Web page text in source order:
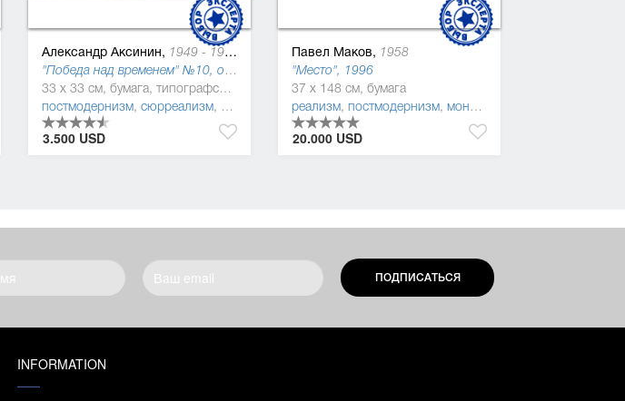
Александр Аксинин, 1949 - 1985
"Победа над временем" №10, офорт ("Королевство абсурдов Джонатана Свифта"), 1978
33 x 33 см, бумага, типографская краска
постмодернизм, сюрреализм, абстракционизм
3.500 USD
Павел Маков, 1958
"Место", 1996
37 x 148 см, бумага
реализм, постмодернизм, монохромная живопись
20.000 USD
ПОДПИСАТЬСЯ
INFORMATION